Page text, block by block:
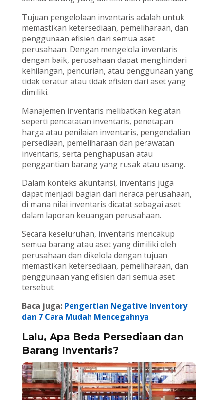
Tujuan pengelolaan inventaris adalah untuk
memastikan ketersediaan, pemeliharaan, dan
penggunaan efisien dari semua aset
perusahaan. Dengan mengelola inventaris
dengan baik, perusahaan dapat menghindari
kehilangan, pencurian, atau penggunaan yang
tidak teratur atau tidak efisien dari aset yang
dimiliki.
Manajemen inventaris melibatkan kegiatan
seperti pencatatan inventaris, penetapan
harga atau penilaian inventaris, pengendalian
persediaan, pemeliharaan dan perawatan
inventaris, serta penghapusan atau
penggantian barang yang rusak atau usang.
Dalam konteks akuntansi, inventaris juga
dapat menjadi bagian dari neraca perusahaan,
di mana nilai inventaris dicatat sebagai aset
dalam laporan keuangan perusahaan.
Secara keseluruhan, inventaris mencakup
semua barang atau aset yang dimiliki oleh
perusahaan dan dikelola dengan tujuan
memastikan ketersediaan, pemeliharaan, dan
penggunaan yang efisien dari semua aset
tersebut.
Baca juga: Pengertian Negative Inventory
dan 7 Cara Mudah Mencegahnya
Lalu, Apa Beda Persediaan dan
Barang Inventaris?